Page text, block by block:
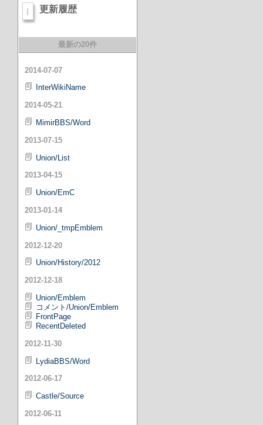
更新履歴
最新の20件
2014-07-07
InterWikiName
2014-05-21
MimirBBS/Word
2013-07-15
Union/List
2013-04-15
Union/EmC
2013-01-14
Union/_tmpEmblem
2012-12-20
Union/History/2012
2012-12-18
Union/Emblem
コメント/Union/Emblem
FrontPage
RecentDeleted
2012-11-30
LydiaBBS/Word
2012-06-17
Castle/Source
2012-06-11